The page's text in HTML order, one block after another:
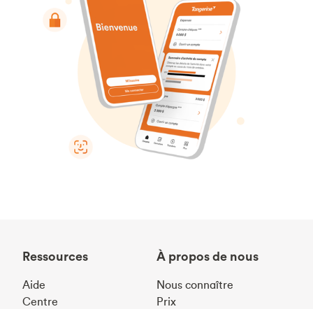
Ressources
Aide
Centre
À propos de nous
Nous connaître
Prix